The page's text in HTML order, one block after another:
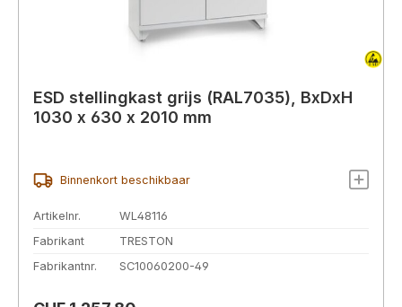
ESD stellingkast grijs (RAL7035), BxDxH
1030 x 630 x 2010 mm
Binnenkort beschikbaar
Artikelnr.
WL48116
Fabrikant
TRESTON
Fabrikantnr.
SC10060200-49